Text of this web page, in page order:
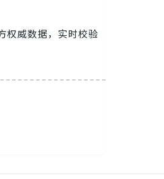
权威数据，实时校验